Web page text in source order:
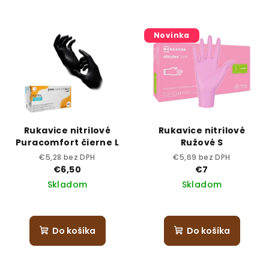
Rukavice nitrilové
Puracomfort čierne L
€5,28 bez DPH
€6,50
Skladom
Do košíka
Novinka
Rukavice nitrilové
Ružové S
€5,69 bez DPH
€7
Skladom
Do košíka